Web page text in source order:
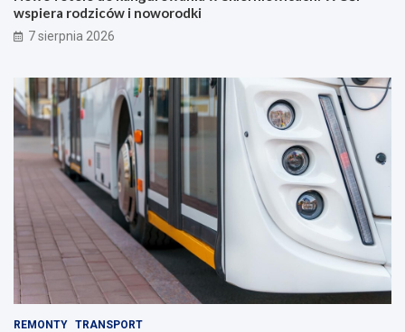
wspiera rodziców i noworodki
7 sierpnia 2026
REMONTY TRANSPORT